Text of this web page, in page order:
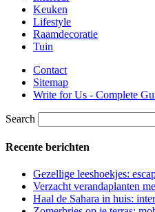
Keuken
Lifestyle
Raamdecoratie
Tuin
Contact
Sitemap
Write for Us - Complete
Search
Recente berichten
Gezellige leeshoekjes:
Verzacht verandaplanten
Haal de Sahara in huis: